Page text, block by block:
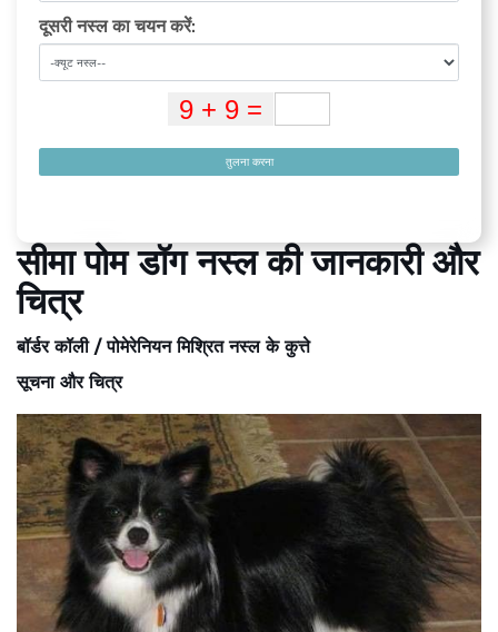
दूसरी नस्ल का चयन करें:
तुलना करना
सीमा पोम डॉग नस्ल की जानकारी और
चित्र
बॉर्डर कॉली / पोमेरेनियन मिश्रित नस्ल के कुत्ते
सूचना और चित्र